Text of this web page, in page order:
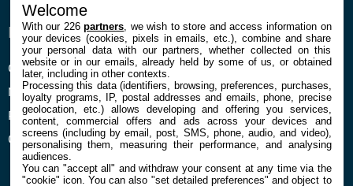
ENTREPRISE
Confidentialité et Cookies
Mentions légales et CGU
Préférences Cookies
Qui sommes nous
À PROPOS
Contact
Welcome
With our 226partners , we wish to store and access information on
your devices (cookies, pixels in emails, etc.), combine and share
your personal data with our partners, whether collected on this
website or in our emails, already held by some of us, or obtained
later, including in other contexts.
Processing this data (identifiers, browsing, preferences, purchases,
loyalty programs, IP, postal addresses and emails, phone, precise
geolocation, etc.) allows developing and offering you services,
content, commercial offers and ads across your devices and
screens (including by email, post, SMS, phone, audio, and video),
personalising them, measuring their performance, and analysing
audiences.
You can "accept all" and withdraw your consent at any time via the
"cookie" icon. You can also "set detailed preferences" and object to